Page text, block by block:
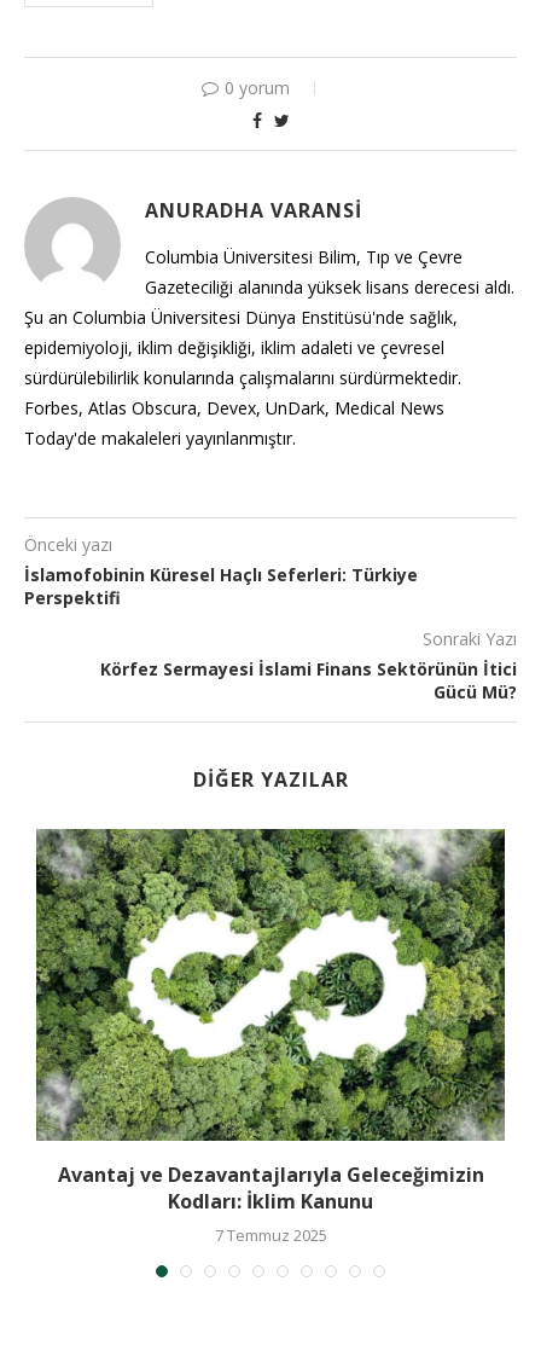
0 yorum
ANURADHA VARANSI
Columbia Üniversitesi Bilim, Tıp ve Çevre
Gazeteciliği alanında yüksek lisans derecesi aldı.
Şu an Columbia Üniversitesi Dünya Enstitüsü'nde sağlık,
epidemiyoloji, iklim değişikliği, iklim adaleti ve çevresel
sürdürülebilirlik konularında çalışmalarını sürdürmektedir.
Forbes, Atlas Obscura, Devex, UnDark, Medical News
Today'de makaleleri yayınlanmıştır.
Önceki yazı
İslamofobinin Küresel Haçlı Seferleri: Türkiye
Perspektifi
Sonraki Yazı
Körfez Sermayesi İslami Finans Sektörünün İtici
Gücü Mü?
DIĞER YAZILAR
Avantaj ve Dezavantajlarıyla Geleceğimizin
Kodları: İklim Kanunu
7 Temmuz 2025